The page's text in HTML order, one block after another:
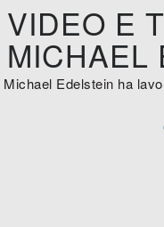
VIDEO E
MICHAEL
Michael Edelstein ha